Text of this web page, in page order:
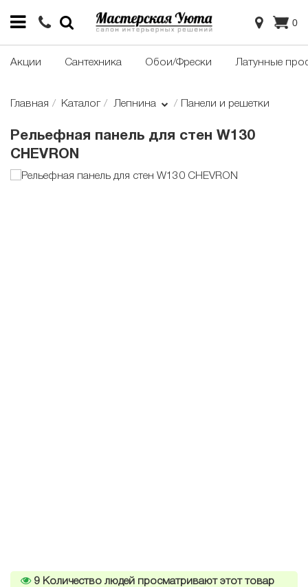
0
Акции Сантехника Обои/Фрески Латунные
Главная Каталог Лепнина Панели и решетки
Рельефная панель для стен W130
CHEVRON
9 Количество людей просматривают этот товар